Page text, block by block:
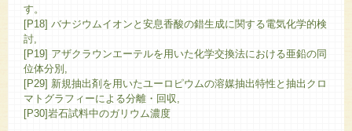
す。
[P18] バナジウムイオンと安息香酸の錯生成に関する電気化学的検
討,
[P19] アザクラウンエーテルを用いた化学交換法における亜鉛の同
位体分別,
[P29] 新規抽出剤を用いたユーロピウムの溶媒抽出特性と抽出クロ
マトグラフィーによる分離・回収,
[P30]岩石試料中のガリウム濃度